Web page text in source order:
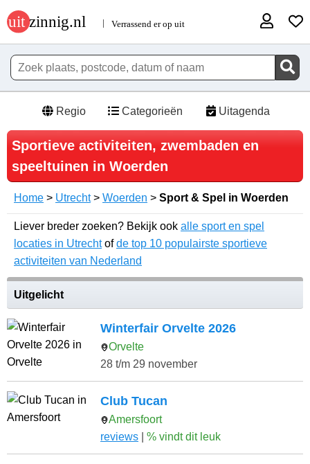
Regio Categorieën Uitagenda
Sportieve activiteiten, zwembaden en
speeltuinen in Woerden
Home > Utrecht> Woerden > Sport & Spel in Woerden
Liever breder zoeken? Bekijk ook alle sport en spel
locaties in Utrechtofde top 10 populairste sportieve
activiteiten van Nederland
Uitgelicht
Winterfair Orvelte 2026
Orvelte
28 t/m 29 november
Club Tucan
Amersfoort
reviews
% vindt dit leuk